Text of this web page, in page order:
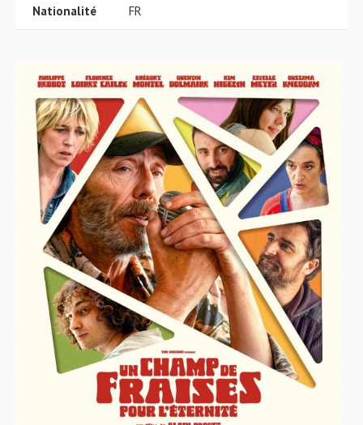
Nationalité FR